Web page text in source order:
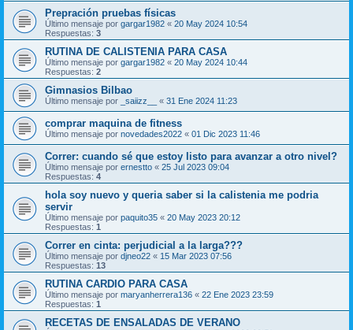
Prepración pruebas físicas
Último mensaje por gargar1982 « 20 May 2024 10:54
Respuestas: 3
RUTINA DE CALISTENIA PARA CASA
Último mensaje por gargar1982 « 20 May 2024 10:44
Respuestas: 2
Gimnasios Bilbao
Último mensaje por _saiizz__ « 31 Ene 2024 11:23
comprar maquina de fitness
Último mensaje por novedades2022 « 01 Dic 2023 11:46
Correr: cuando sé que estoy listo para avanzar a otro nivel?
Último mensaje por ernestto « 25 Jul 2023 09:04
Respuestas: 4
hola soy nuevo y queria saber si la calistenia me podria
servir
Último mensaje por paquito35 « 20 May 2023 20:12
Respuestas: 1
Correr en cinta: perjudicial a la larga???
Último mensaje por djneo22 « 15 Mar 2023 07:56
Respuestas: 13
RUTINA CARDIO PARA CASA
Último mensaje por maryanherrera136 « 22 Ene 2023 23:59
Respuestas: 1
RECETAS DE ENSALADAS DE VERANO